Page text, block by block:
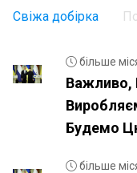
Свіжа добірка
більше
Важливо,
Будемо
більше